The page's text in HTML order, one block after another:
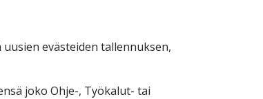
evästeiden tallennuksen,
joko Ohje-, Työkalut- tai